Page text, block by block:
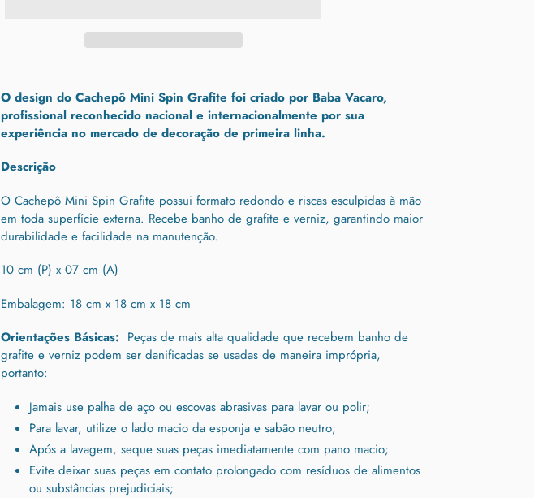
o
produto
ao
seu
carrinho
O design do Cachepô Mini Spin Grafite foi criado por Baba Vacaro,
profissional reconhecido nacional e internacionalmente por sua
experiência no mercado de decoração de primeira linha.
Descrição
O Cachepô Mini Spin Grafite possui formato redondo e riscas esculpidas à mão
em toda superfície externa. Recebe banho de grafite e verniz, garantindo maior
durabilidade e facilidade na manutenção.
10 cm (P) x 07 cm (A)
Embalagem: 18 cm x 18 cm x 18 cm
Orientações Básicas: Peças de mais alta qualidade que recebem banho de
grafite e verniz podem ser danificadas se usadas de maneira imprópria,
portanto:
Jamais use palha de aço ou escovas abrasivas para lavar ou polir;
Para lavar, utilize o lado macio da esponja e sabão neutro;
Após a lavagem, seque suas peças imediatamente com pano macio;
Evite deixar suas peças em contato prolongado com resíduos de alimentos
ou substâncias prejudiciais;